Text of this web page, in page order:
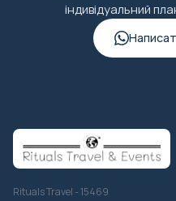
індивідуальний
Rituals Travel - 15469